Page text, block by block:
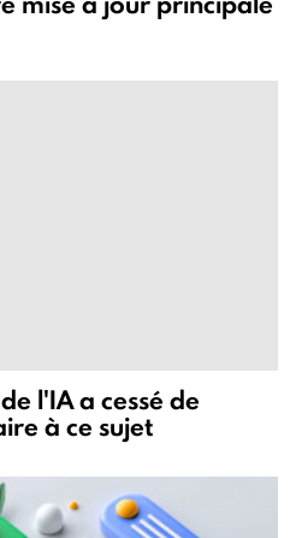
l'IA a cessé de
à ce sujet